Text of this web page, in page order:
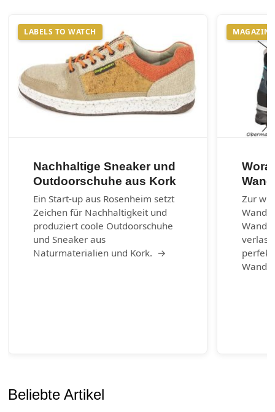
LABELS TO WATCH
Nachhaltige Sneaker und
Outdoorschuhe aus Kork
Ein Start-up aus Rosenheim setzt
Zeichen für Nachhaltigkeit und
produziert coole Outdoorschuhe
und Sneaker aus
Naturmaterialien und Kork. →
MAGAZIN
Zur
perfekt
Beliebte Artikel